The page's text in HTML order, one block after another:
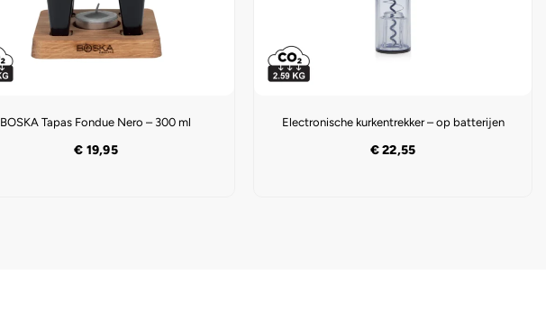
BOSKA Tapas Fondue Nero – 300 ml
€ 19,95
Electronische kurkentrekker – op batterijen
€22,55